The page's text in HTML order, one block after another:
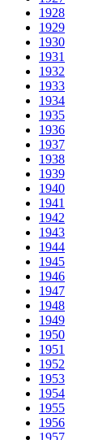
1928
1929
1930
1931
1932
1933
1934
1935
1936
1937
1938
1939
1940
1941
1942
1943
1944
1945
1946
1947
1948
1949
1950
1951
1952
1953
1954
1955
1956
1957